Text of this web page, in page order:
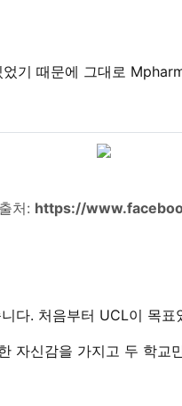
기 때문에 그대로
처: https://
다. 처음부터 UCL이 목
자신감을 가지고 두 학